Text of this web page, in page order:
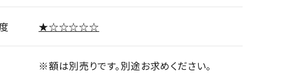
★☆☆☆☆☆
※額は別売りです。別途お求めください。